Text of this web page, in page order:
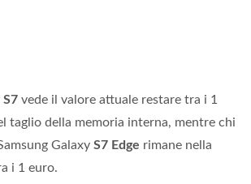
S7 vede il valore attuale restare tra i 1
taglio della memoria interna, mentre chi
Galaxy S7 Edge rimane nella
i 1 euro.